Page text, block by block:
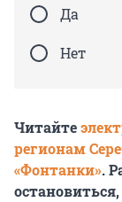
Да
Нет
Читайте
регионам
«Фонтанки».